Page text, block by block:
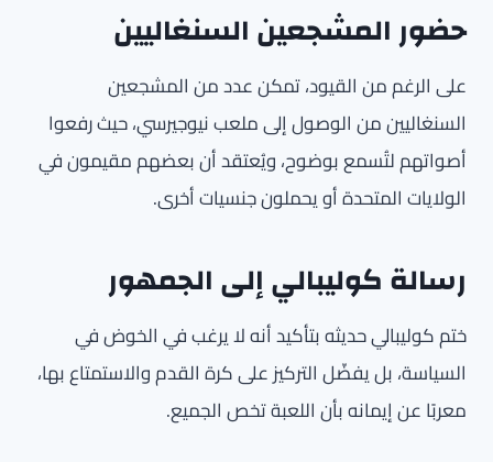
حضور المشجعين السنغاليين
على الرغم من القيود، تمكن عدد من المشجعين
السنغاليين من الوصول إلى ملعب نيوجيرسي، حيث رفعوا
أصواتهم لتُسمع بوضوح، ويُعتقد أن بعضهم مقيمون في
الولايات المتحدة أو يحملون جنسيات أخرى.
رسالة كوليبالي إلى الجمهور
ختم كوليبالي حديثه بتأكيد أنه لا يرغب في الخوض في
السياسة، بل يفضّل التركيز على كرة القدم والاستمتاع بها،
معربًا عن إيمانه بأن اللعبة تخص الجميع.